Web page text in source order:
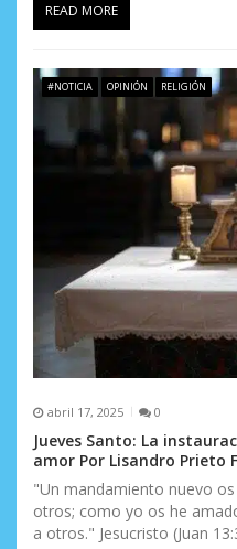
READ MORE
#NOTICIA OPINIÓN RELIGIÓN
abril 17, 2025 0
Jueves Santo: La
amor Por Lisandro Prieto
"Un mandamiento nuevo
otros; como yo os he
a otros." Jesucristo (Juan